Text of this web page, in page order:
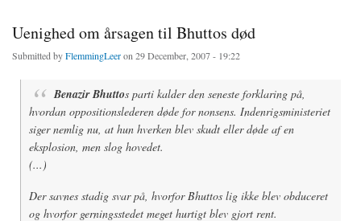
Uenighed om årsagen til Bhuttos død
Submitted byFlemmingLeeron 29 December, 2007 - 19:22
Benazir Bhuttos parti kalder den seneste forklaring på,
hvordan oppositionslederen døde for nonsens. Indenrigsministeriet
siger nemlig nu, at hun hverken blev skudt eller døde af en
eksplosion, men slog hovedet.
(...)
Der savnes stadig svar på, hvorfor Bhuttos lig ikke blev obduceret
og hvorfor gerningsstedet meget hurtigt blev gjort rent.